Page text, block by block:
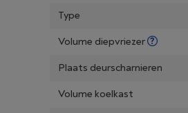
Type
Volume diepvriezer
Plaats deurscharnieren
Volume koelkast